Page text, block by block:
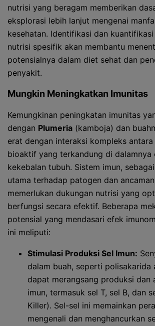
nutrisi yang beragam memberikan
eksplorasi lebih lanjut mengenai
kesehatan. Identifikasi dan
nutrisi spesifik akan membantu
potensialnya dalam diet sehat dan
penyakit.
Mungkin Meningkatkan Imunitas
Kemungkinan peningkatan imunitas
dengan Plumeria (kamboja) dan
erat dengan interaksi kompleks antara
bioaktif yang terkandung di dalamnya
kekebalan tubuh. Sistem imun,
utama terhadap patogen dan
memerlukan dukungan nutrisi yang
berfungsi secara efektif. Beberapa
potensial yang mendasari efek
ini meliputi:
Stimulasi Produksi Sel Imun:
dalam buah, seperti polisakarida
dapat merangsang produksi dan
imun, termasuk sel T, sel B, dan
Killer). Sel-sel ini memainkan
mengenali dan menghancurkan